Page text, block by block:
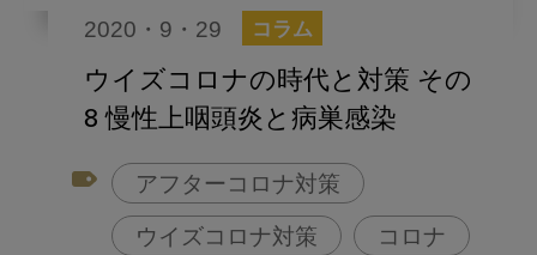
2020・9・29 コラム
ウイズコロナの時代と対策 その
8 慢性上咽頭炎と病巣感染
アフターコロナ対策
ウイズコロナ対策 コロナ